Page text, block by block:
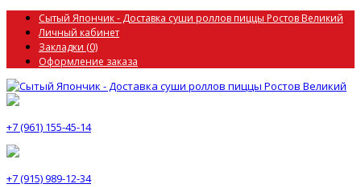
Сытый Япончик - Доставка суши роллов пиццы Ростов Великий
Личный кабинет
Закладки (0)
Оформление заказа
+7 (961) 155-45-14
+7 (915) 989-12-34